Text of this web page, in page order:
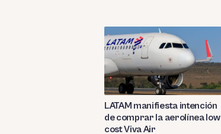
LATAM manifiesta intención
de comprar la aerolínea low
cost Viva Air